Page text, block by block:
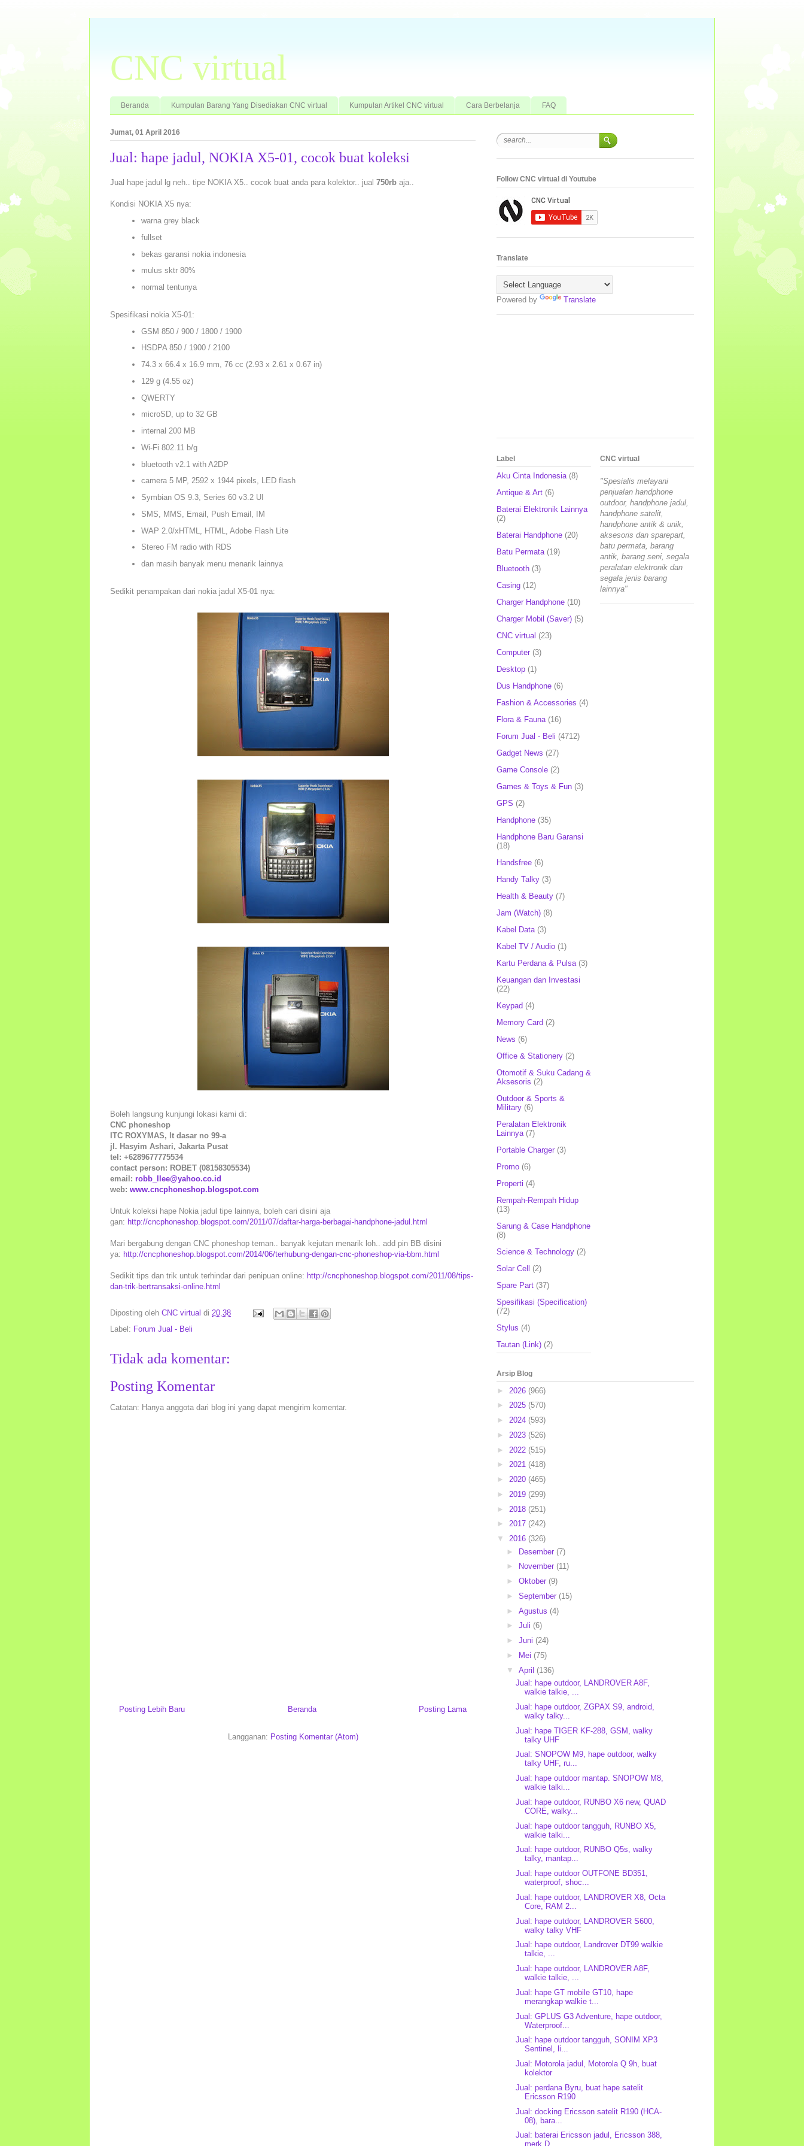
CNC virtual
Beranda Kumpulan Barang Yang Disediakan CNC virtual Kumpulan Artikel CNC virtual Cara Berbelanja FAQ
Jumat, 01 April 2016
Jual: hape jadul, NOKIA X5-01, cocok buat koleksi
Jual hape jadul lg neh.. tipe NOKIA X5.. cocok buat anda para kolektor.. jual 750rb aja..
Kondisi NOKIA X5 nya:
warna grey black
fullset
bekas garansi nokia indonesia
mulus sktr 80%
normal tentunya
Spesifikasi nokia X5-01:
GSM 850 / 900 / 1800 / 1900
HSDPA 850 / 1900 / 2100
74.3 x 66.4 x 16.9 mm, 76 cc (2.93 x 2.61 x 0.67 in)
129 g (4.55 oz)
QWERTY
microSD, up to 32 GB
internal 200 MB
Wi-Fi 802.11 b/g
bluetooth v2.1 with A2DP
camera 5 MP, 2592 x 1944 pixels, LED flash
Symbian OS 9.3, Series 60 v3.2 UI
SMS, MMS, Email, Push Email, IM
WAP 2.0/xHTML, HTML, Adobe Flash Lite
Stereo FM radio with RDS
dan masih banyak menu menarik lainnya
Sedikit penampakan dari nokia jadul X5-01 nya:
Boleh langsung kunjungi lokasi kami di:
CNC phoneshop
ITC ROXYMAS, lt dasar no 99-a
jl. Hasyim Ashari, Jakarta Pusat
tel: +6289677775534
contact person: ROBET (08158305534)
email: robb_llee@yahoo.co.id
web: www.cncphoneshop.blogspot.com
Untuk koleksi hape Nokia jadul tipe lainnya, boleh cari disini aja
gan: http://cncphoneshop.blogspot.com/2011/07/daftar-harga-berbagai-handphone-jadul.html
Mari bergabung dengan CNC phoneshop teman.. banyak kejutan menarik loh.. add pin BB disini
ya: http://cncphoneshop.blogspot.com/2014/06/terhubung-dengan-cnc-phoneshop-via-bbm.html
Sedikit tips dan trik untuk terhindar dari penipuan online: http://cncphoneshop.blogspot.com/2011/08/tips-
dan-trik-bertransaksi-online.html
Diposting oleh CNC virtual di 20.38
Label: Forum Jual - Beli
Tidak ada komentar:
Posting Komentar
Catatan: Hanya anggota dari blog ini yang dapat mengirim komentar.
Posting Lebih Baru Posting Lama
Beranda
Langganan: Posting Komentar (Atom)
Follow CNC virtual di Youtube
Translate
Powered by Translate
Label
Aku Cinta Indonesia (8)
Antique & Art (6)
Baterai Elektronik Lainnya
(2)
Baterai Handphone (20)
Batu Permata (19)
Bluetooth (3)
Casing (12)
Charger Handphone (10)
Charger Mobil (Saver) (5)
CNC virtual (23)
Computer (3)
Desktop (1)
Dus Handphone (6)
Fashion & Accessories (4)
Flora & Fauna (16)
Forum Jual - Beli (4712)
Gadget News (27)
Game Console (2)
Games & Toys & Fun (3)
GPS (2)
Handphone (35)
Handphone Baru Garansi
(18)
Handsfree (6)
Handy Talky (3)
Health & Beauty (7)
Jam (Watch) (8)
Kabel Data (3)
Kabel TV / Audio (1)
Kartu Perdana & Pulsa (3)
Keuangan dan Investasi
(22)
Keypad (4)
Memory Card (2)
News (6)
Office & Stationery (2)
Otomotif & Suku Cadang &
Aksesoris (2)
Outdoor & Sports &
Military (6)
Peralatan Elektronik
Lainnya (7)
Portable Charger (3)
Promo (6)
Properti (4)
Rempah-Rempah Hidup
(13)
Sarung & Case Handphone
(8)
Science & Technology (2)
Solar Cell (2)
Spare Part (37)
Spesifikasi (Specification)
(72)
Stylus (4)
Tautan (Link) (2)
CNC virtual
"Spesialis melayani
penjualan handphone
outdoor, handphone jadul,
handphone satelit,
handphone antik & unik,
aksesoris dan sparepart,
batu permata, barang
antik, barang seni, segala
peralatan elektronik dan
segala jenis barang
lainnya"
Arsip Blog
► 2026 (966)
► 2025 (570)
► 2024 (593)
► 2023 (526)
► 2022 (515)
► 2021 (418)
► 2020 (465)
► 2019 (299)
► 2018 (251)
► 2017 (242)
▼ 2016 (326)
► Desember (7)
►
November (11)
► Oktober (9)
► September (15)
► Agustus (4)
► Juli (6)
► Juni (24)
►
Mei (75)
▼ April (136)
Jual: hape outdoor, LANDROVER A8F,
walkie talkie, ...
Jual: hape outdoor, ZGPAX S9, android,
walky talky...
Jual: hape TIGER KF-288, GSM, walky
talky UHF
Jual: SNOPOW M9, hape outdoor, walky
talky UHF, ru...
Jual: hape outdoor mantap. SNOPOW M8,
walkie talki...
Jual: hape outdoor, RUNBO X6 new, QUAD
CORE, walky...
Jual: hape outdoor tangguh, RUNBO X5,
walkie talki...
Jual: hape outdoor, RUNBO Q5s, walky
talky, mantap...
Jual: hape outdoor OUTFONE BD351,
waterproof, shoc...
Jual: hape outdoor, LANDROVER X8, Octa
Core, RAM 2...
Jual: hape outdoor, LANDROVER S600,
walky talky VHF
Jual: hape outdoor, Landrover DT99 walkie
talkie, ...
Jual: hape outdoor, LANDROVER A8F,
walkie talkie, ...
Jual: hape GT mobile GT10, hape
merangkap walkie t...
Jual: GPLUS G3 Adventure, hape outdoor,
Waterproof...
Jual: hape outdoor tangguh, SONIM XP3
Sentinel, li...
Jual: Motorola jadul, Motorola Q 9h, buat
kolektor
Jual: perdana Byru, buat hape satelit
Ericsson R190
Jual: docking Ericsson satelit R190 (HCA-
08), bara...
Jual: baterai Ericsson jadul, Ericsson 388,
merk D...